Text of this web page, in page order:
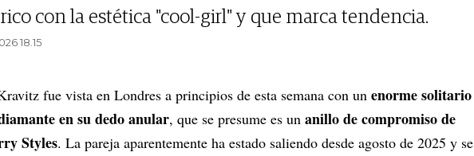
con la estética "cool-girl" y que marca tendencia.
18.15
fue vista en Londres a principios de esta semana con un enorme solitario
en su dedo anular, que se presume es un anillo de compromiso de
Styles. La pareja aparentemente ha estado saliendo desde agosto de 2025 y se